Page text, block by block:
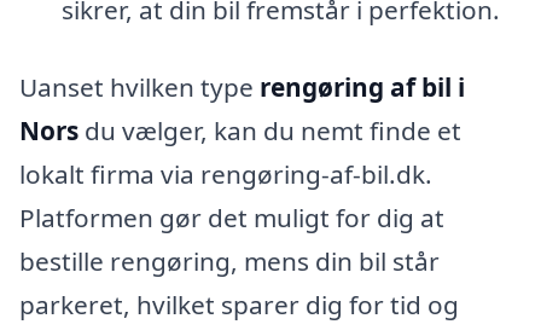
sikrer, at din bil fremstår i perfektion.
Uanset hvilken type rengøring af bil i
Nors du vælger, kan du nemt finde et
lokalt firma via rengøring-af-bil.dk.
Platformen gør det muligt for dig at
bestille rengøring, mens din bil står
parkeret, hvilket sparer dig for tid og